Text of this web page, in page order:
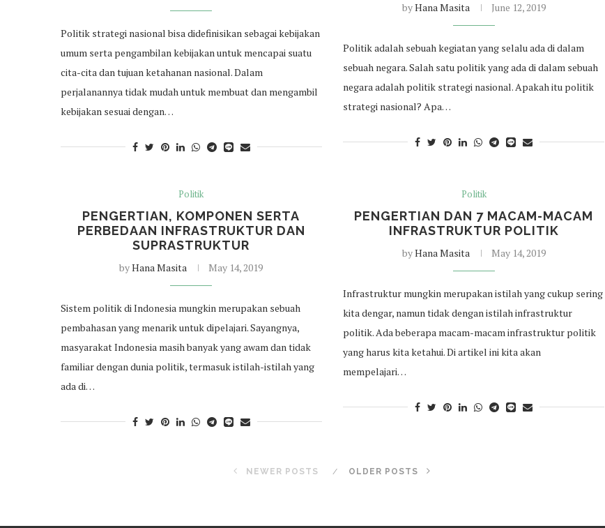
Politik strategi nasional bisa didefinisikan sebagai kebijakan
umum serta pengambilan kebijakan untuk mencapai suatu
cita-cita dan tujuan ketahanan nasional. Dalam
perjalanannya tidak mudah untuk membuat dan mengambil
kebijakan sesuai dengan…
byHana Masita June 12, 2019
Politik adalah sebuah kegiatan yang selalu ada di dalam
sebuah negara. Salah satu politik yang ada di dalam sebuah
negara adalah politik strategi nasional. Apakah itu politik
strategi nasional? Apa…
Politik
PENGERTIAN, KOMPONEN SERTA
PERBEDAAN INFRASTRUKTUR DAN
SUPRASTRUKTUR
byHana Masita May 14, 2019
Sistem politik di Indonesia mungkin merupakan sebuah
pembahasan yang menarik untuk dipelajari. Sayangnya,
masyarakat Indonesia masih banyak yang awam dan tidak
familiar dengan dunia politik, termasuk istilah-istilah yang
ada di…
Politik
PENGERTIAN DAN 7 MACAM-MACAM
INFRASTRUKTUR POLITIK
byHana Masita May 14, 2019
Infrastruktur mungkin merupakan istilah yang cukup sering
kita dengar, namun tidak dengan istilah infrastruktur
politik. Ada beberapa macam-macam infrastruktur politik
yang harus kita ketahui. Di artikel ini kita akan
mempelajari…
NEWER POSTS OLDER POSTS